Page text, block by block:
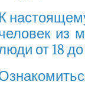
К
из
от 18 до